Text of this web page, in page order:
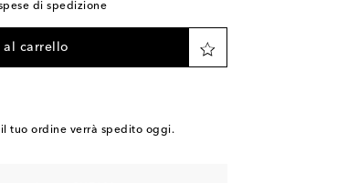
di spedizione
carrello
tuo ordine verrà spedito oggi.